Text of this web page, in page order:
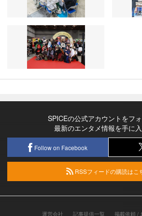
SPICEの公式アカウントをフ
最新のエンタメ情報を手に
Follow on Facebook
RSSフィードの購読はこ
運営会社 記事提供一覧 掲載依頼 /